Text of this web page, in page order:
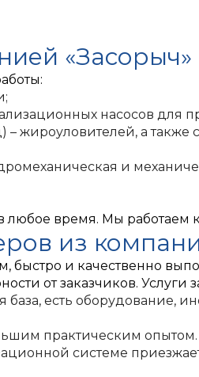
«Засорыч»
насосов для
жироуловителей, а
и
время. Мы работаем
из
и качественно
от заказчиков. Услуги
база, есть оборудование,
практическим опытом.
системе